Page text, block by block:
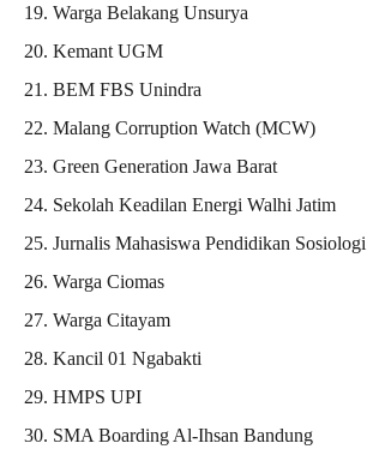
Warga Belakang Unsurya
Kemant UGM
BEM FBS Unindra
Malang Corruption Watch (MCW)
Green Generation Jawa Barat
Sekolah Keadilan Energi Walhi Jatim
Jurnalis Mahasiswa Pendidikan Sosiologi
Warga Ciomas
Warga Citayam
Kancil 01 Ngabakti
HMPS UPI
SMA Boarding Al-Ihsan Bandung